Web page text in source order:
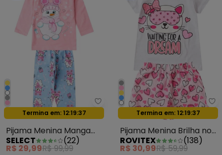
Select - Pijama Menina Manga
Oferta relâmpago
Termina em: 12:19:35
Pijama Menina Manga
Longa Meia Malha Rosa
SELECT (22)
R$ 29,99R$ 99,99
Oferta relâmpago
Termina em: 12:19:35
Pijama Menina Brilha no
Escuro Kappes Branco
ROVITEX (138)
R$ 30,99R$ 59,99